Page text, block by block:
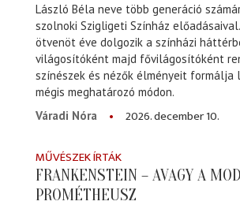
László Béla neve több generáció
szolnoki Szigligeti Színház
ötvenöt éve dolgozik a színházi
világosítóként majd fővilágosítóként
színészek és nézők élményeit
mégis meghatározó módon.
Váradi Nóra
2026. december 10.
MŰVÉSZEK ÍRTÁK
FRANKENSTEIN – AVAGY A
PROMÉTHEUSZ